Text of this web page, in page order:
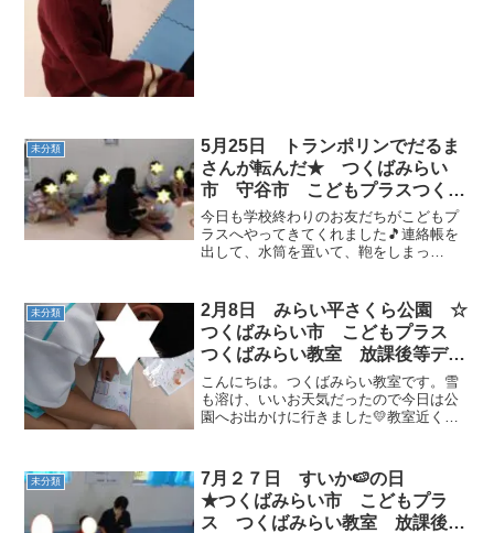
未分類
5月25日 トランポリンでだるま
さんが転んだ★ つくばみらい
市 守谷市 こどもプラスつくば
みらい教室 放課後等デイサービ
ス 運動療育 運動遊び 受給者
証
今日も学校終わりのお友だちがこどもプ
ラスへやってきてくれました🎵連絡帳を
出して、水筒を置いて、鞄をしまっ
リカ」を踊りました。サーキット運動の
準備中、「へんしんクイ...
未分類
2月8日 みらい平さくら公園 ☆
つくばみらい市 こどもプラス
つくばみらい教室 放課後等デイ
サービス 運動療育 運動遊び
受給者証 発達支援
こんにちは。つくばみらい教室です。雪
も溶け、いいお天気だったので今日は公
園へお出かけに行きました💛教室近くの
喜び✨大きな滑り台も大人気です🎵お友
だちと並んです...
未分類
7月２７日 すいか🍉の日
★つくばみらい市 こどもプラ
ス つくばみらい教室 放課後等